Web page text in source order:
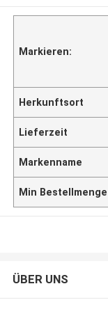
Markieren:
Herkunftsort
Lieferzeit
Markenname
Min Bestellmenge
ÜBER UNS